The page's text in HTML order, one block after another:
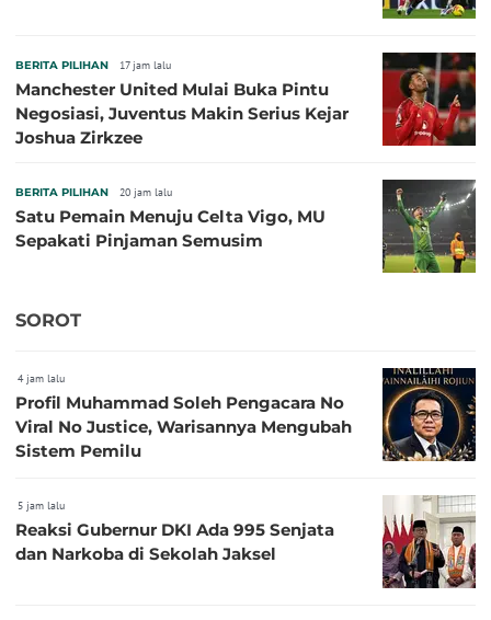
BERITA PILIHAN 17 jam lalu
Manchester United Mulai Buka Pintu
Negosiasi, Juventus Makin Serius Kejar
Joshua Zirkzee
BERITA PILIHAN 20 jam lalu
Satu Pemain Menuju Celta Vigo, MU
Sepakati Pinjaman Semusim
SOROT
4 jam lalu
Profil Muhammad Soleh Pengacara No
Viral No Justice, Warisannya Mengubah
Sistem Pemilu
5 jam lalu
Reaksi Gubernur DKI Ada 995 Senjata
dan Narkoba di Sekolah Jaksel